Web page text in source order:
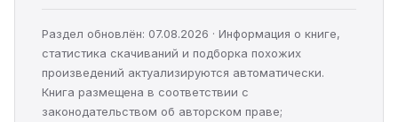
Раздел обновлён: 07.08.2026 · Информация о книге,
статистика скачиваний и подборка похожих
произведений актуализируются автоматически.
Книга размещена в соответствии с
законодательством об авторском праве;